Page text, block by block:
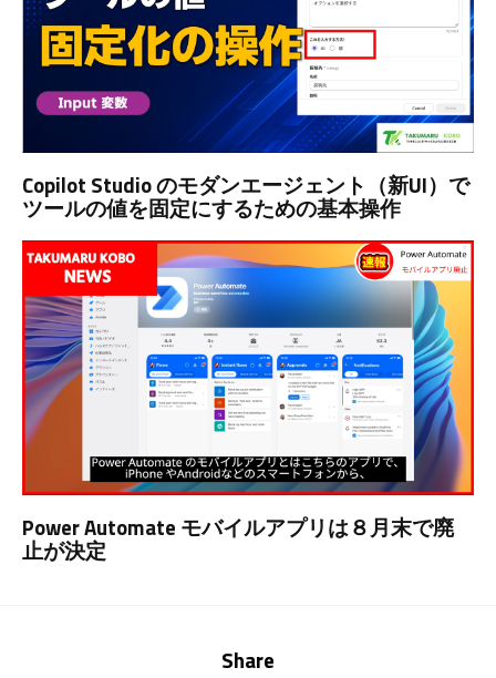
Copilot Studio のモダンエージェント（新UI）で
ツールの値を固定にするための基本操作
Power Automate モバイルアプリは８月末で廃
止が決定
Share